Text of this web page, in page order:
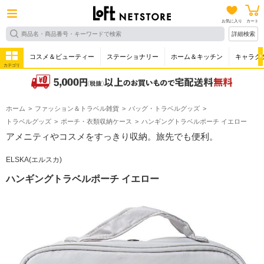
お気に入り カート
詳細検索
カテゴリ
コスメ＆ビューティー ステーショナリー ホーム＆キッチン キャラク
ホーム ファッション＆トラベル雑貨
バッグ・トラベルグッズ
トラベルグッズ
ポーチ・衣類収納ケース ハンギングトラベルポーチ イエロー
アメニティやコスメをすっきり収納。旅先でも便利。
ELSKA(エルスカ)
ハンギングトラベルポーチ イエロー